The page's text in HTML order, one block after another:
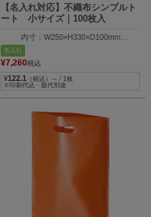
【名入れ対応】不織布シンプルト
ート 小サイズ｜100枚入
内寸：W250×H330×D100mm
外寸：W350×H330×D100mm
名入れ
¥7,260税込
¥122.1
（税込）～ ⁄ 1枚
※印刷代込・版代別途